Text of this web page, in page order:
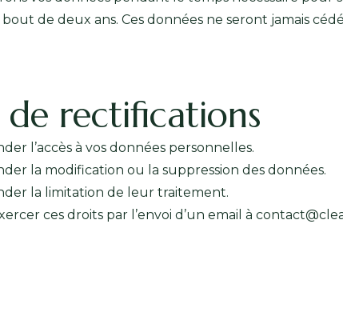
de deux ans. Ces données ne seront jamais
rectifications
l’accès à vos données personnelles.
la modification ou la suppression des données.
la limitation de leur traitement.
ces droits par l’envoi d’un email à